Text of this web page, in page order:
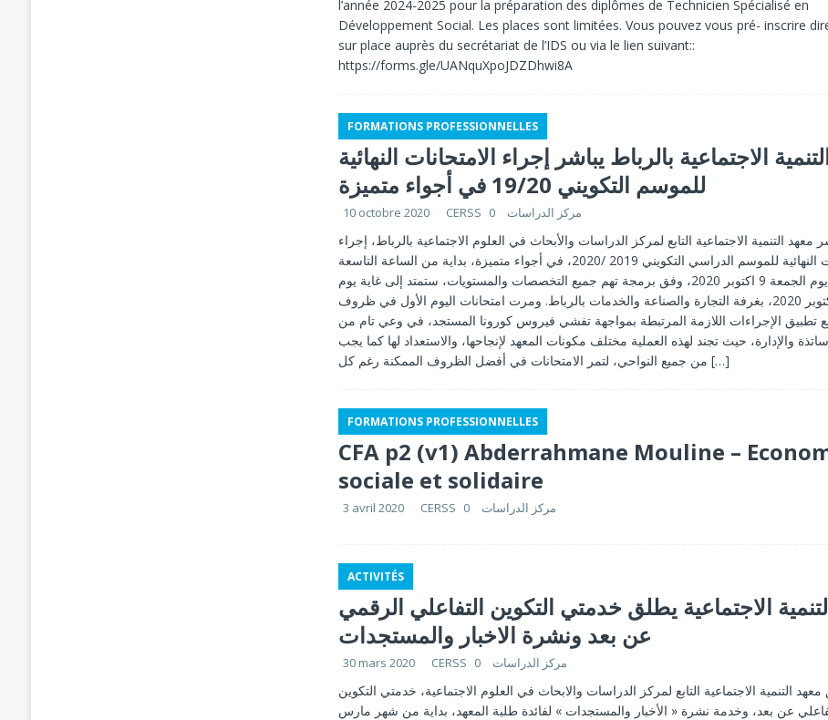
l’année 2024-2025 pour la préparation des diplômes de Technicien Spécialisé en
Développement Social. Les places sont limitées. Vous pouvez vous pré- inscrire
sur place auprès du secrétariat de l’IDS ou via le lien suivant::
https://forms.gle/UANquXpoJDZDhwi8A
FORMATIONS PROFESSIONNELLES
الاجتماعية بالرباط يباشر إجراء الامتحانات النهائية
للموسم التكويني 19/20 في أجواء متميزة
10 octobre 2020 CERSS مركز الدراسات 0
معهد التنمية الاجتماعية التابع لمركز الدراسات والأبحاث في العلوم الاجتماعية بالرباط، إجراء
الامتحانات النهائية للموسم الدراسي التكويني 2019 /2020، في أجواء متميزة، بداية من الساعة التاسعة
صباحا من يوم الجمعة 9 اكتوبر 2020، وفق برمجة تهم جميع التخصصات والمستويات، ستمتد إلى غاية يوم
الثلاثاء 9 أكتوبر 2020، بغرفة التجارة والصناعة والخدمات بالرباط. ومرت امتحانات اليوم الأول في ظروف
تطبيق الإجراءات اللازمة المرتبطة بمواجهة تفشي فيروس كورونا المستجد، في وعي تام من
والإدارة، حيث تجند لهذه العملية مختلف مكونات المعهد لإنجاحها، والاستعداد لها كما يجب
من جميع النواحي، لتمر الامتحانات في أفضل الظروف الممكنة رغم كل[…]
FORMATIONS PROFESSIONNELLES
CFA p2 (v1) Abderrahmane Mouline –
sociale et solidaire
3 avril 2020 CERSS مركز الدراسات 0
ACTIVITÉS
الاجتماعية يطلق خدمتي التكوين التفاعلي الرقمي
عن بعد ونشرة الاخبار والمستجدات
30 mars 2020 CERSS مركز الدراسات 0
التنمية الاجتماعية التابع لمركز الدراسات والابحاث في العلوم الاجتماعية، خدمتي التكوين
عن بعد، وخدمة نشرة « الأخبار والمستجدات » لفائدة طلبة المعهد، بداية من شهر مارس